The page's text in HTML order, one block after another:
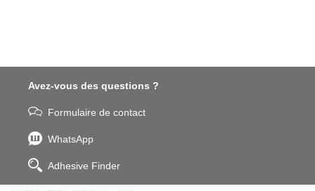
Avez-vous des questions ?
Formulaire de contact
WhatsApp
Adhesive Finder